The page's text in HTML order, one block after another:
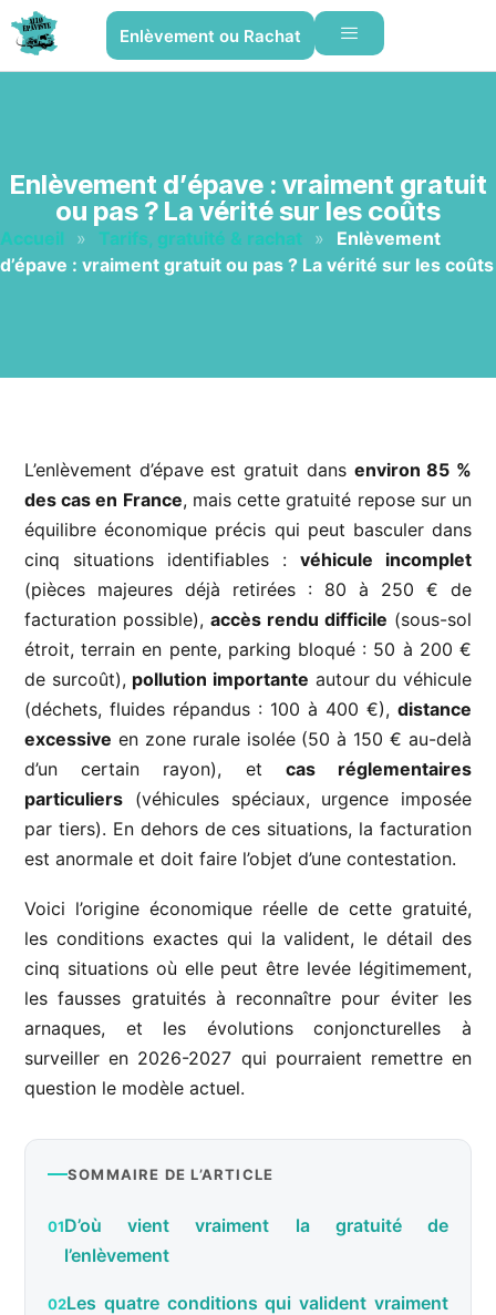
Enlèvement ou Rachat
Enlèvement d’épave : vraiment gratuit
ou pas ? La vérité sur les coûts
Accueil » Tarifs, gratuité & rachat »
Enlèvement
d’épave : vraiment gratuit ou pas ? La vérité sur les coûts
L’enlèvement d’épave est gratuit dans environ 85 %
des cas en France, mais cette gratuité repose sur un
équilibre économique précis qui peut basculer dans
cinq situations identifiables : véhicule incomplet
(pièces majeures déjà retirées : 80 à 250 € de
facturation possible), accès rendu difficile (sous-sol
étroit, terrain en pente, parking bloqué : 50 à 200 €
de surcoût), pollution importante autour du véhicule
(déchets, fluides répandus : 100 à 400 €), distance
excessive en zone rurale isolée (50 à 150 € au-delà
d’un certain rayon), et cas réglementaires
particuliers (véhicules spéciaux, urgence imposée
par tiers). En dehors de ces situations, la facturation
est anormale et doit faire l’objet d’une contestation.
Voici l’origine économique réelle de cette gratuité,
les conditions exactes qui la valident, le détail des
cinq situations où elle peut être levée légitimement,
les fausses gratuités à reconnaître pour éviter les
arnaques, et les évolutions conjoncturelles à
surveiller en 2026-2027 qui pourraient remettre en
question le modèle actuel.
SOMMAIRE DE L’ARTICLE
D’où vient vraiment la gratuité de
l’enlèvement
Les quatre conditions qui valident vraiment